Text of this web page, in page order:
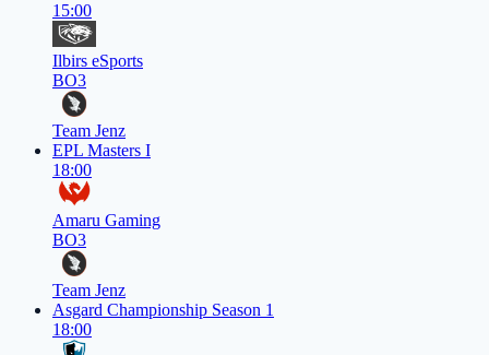
15:00
Ilbirs eSports
BO3
Team Jenz
EPL Masters I
18:00
Amaru Gaming
BO3
Team Jenz
Asgard Championship Season 1
18:00